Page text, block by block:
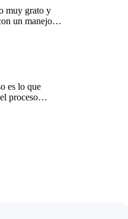
muy grato y
un manejo
busca de
es lo que
proceso